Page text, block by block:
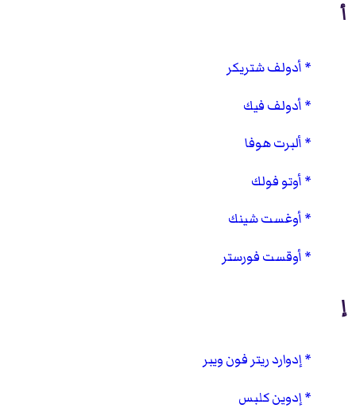
أ
أدولف شتريكر
أدولف فيك
ألبرت هوفا
أوتو فولك
أوغست شينك
أوقست فورستر
إ
إدوارد ريتر فون ويبر
إدوين كلبس